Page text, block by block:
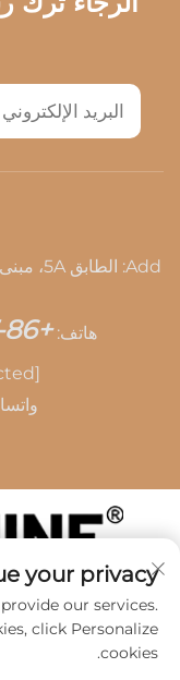
هاتف: +86-13735398547
CO.,LTD -
your privacy
our services.
click Personalize
cookies.